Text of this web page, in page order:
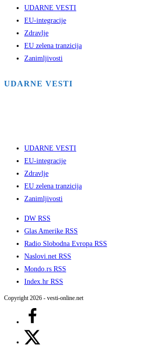
UDARNE VESTI
EU-integracije
Zdravlje
EU zelena tranzicija
Zanimljivosti
UDARNE VESTI
UDARNE VESTI
EU-integracije
Zdravlje
EU zelena tranzicija
Zanimljivosti
DW RSS
Glas Amerike RSS
Radio Slobodna Evropa RSS
Naslovi.net RSS
Mondo.rs RSS
Index.hr RSS
Copyright 2026 - vesti-online.net